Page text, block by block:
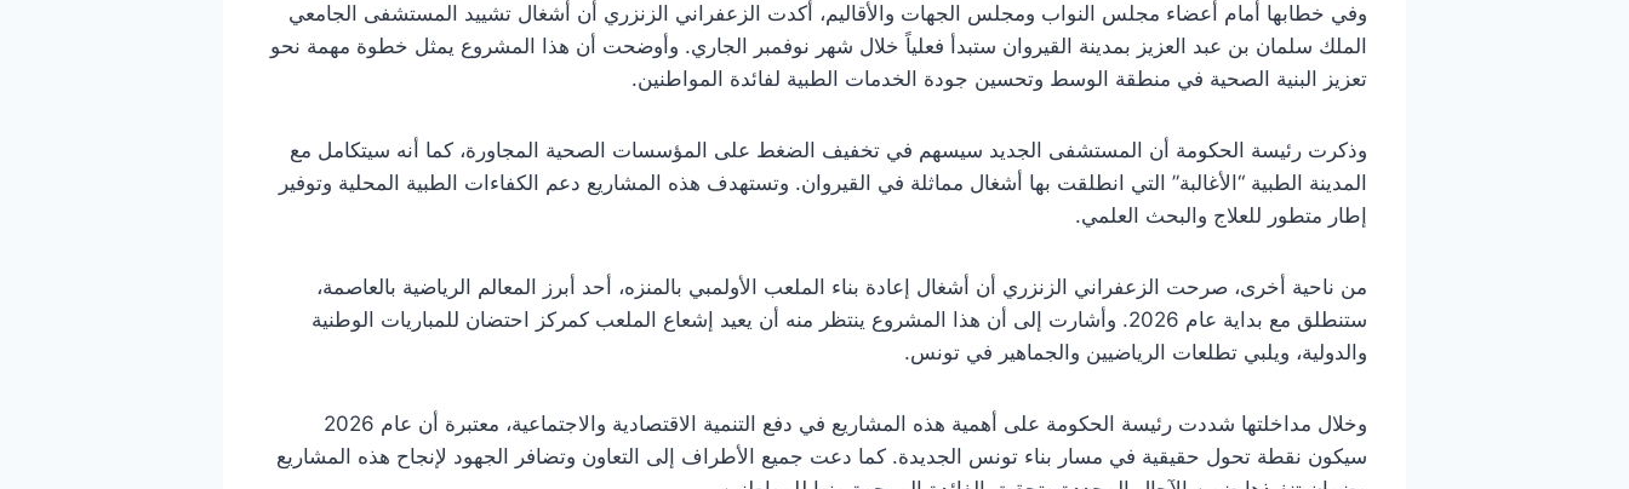
وفي خطابها أمام أعضاء مجلس النواب ومجلس الجهات والأقاليم، أكدت الزعفراني الزنزري أن أشغال تشييد المستشفى الجامعي
الملك سلمان بن عبد العزيز بمدينة القيروان ستبدأ فعلياً خلال شهر نوفمبر الجاري. وأوضحت أن هذا المشروع يمثل خطوة مهمة نحو
تعزيز البنية الصحية في منطقة الوسط وتحسين جودة الخدمات الطبية لفائدة المواطنين.
وذكرت رئيسة الحكومة أن المستشفى الجديد سيسهم في تخفيف الضغط على المؤسسات الصحية المجاورة، كما أنه سيتكامل مع
المدينة الطبية “الأغالبة” التي انطلقت بها أشغال مماثلة في القيروان. وتستهدف هذه المشاريع دعم الكفاءات الطبية المحلية وتوفير
إطار متطور للعلاج والبحث العلمي.
من ناحية أخرى، صرحت الزعفراني الزنزري أن أشغال إعادة بناء الملعب الأولمبي بالمنزه، أحد أبرز المعالم الرياضية بالعاصمة،
ستنطلق مع بداية عام 2026. وأشارت إلى أن هذا المشروع ينتظر منه أن يعيد إشعاع الملعب كمركز احتضان للمباريات الوطنية
والدولية، ويلبي تطلعات الرياضيين والجماهير في تونس.
وخلال مداخلتها شددت رئيسة الحكومة على أهمية هذه المشاريع في دفع التنمية الاقتصادية والاجتماعية، معتبرة أن عام 2026
سيكون نقطة تحول حقيقية في مسار بناء تونس الجديدة. كما دعت جميع الأطراف إلى التعاون وتضافر الجهود لإنجاح هذه المشاريع